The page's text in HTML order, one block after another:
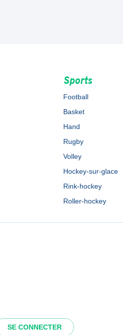
SE CONNECTER
Sports
Football
Basket
Hand
Rugby
Volley
Hockey-sur-glace
Rink-hockey
Roller-hockey